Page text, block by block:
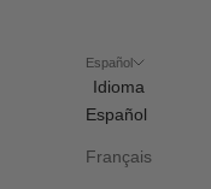
Español
Idioma
Español
Français